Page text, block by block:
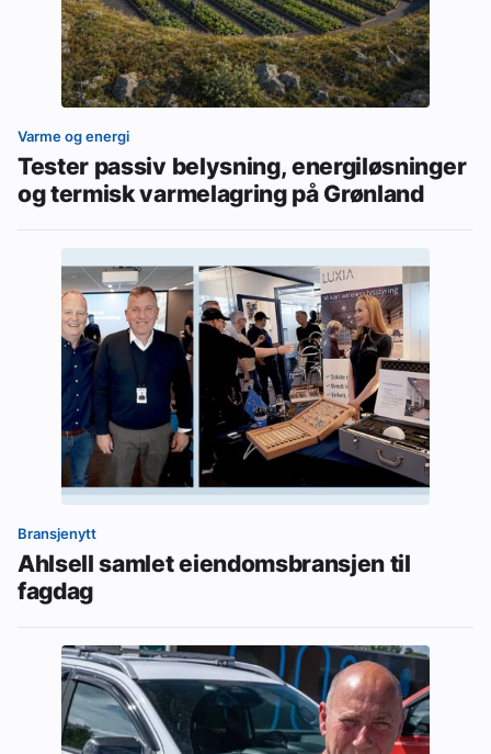
Varme og energi
Tester passiv belysning, energiløsninger
og termisk varmelagring på Grønland
Bransjenytt
Ahlsell samlet eiendomsbransjen til
fagdag